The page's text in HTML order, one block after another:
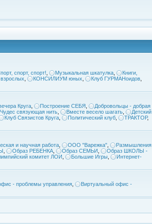
спорт, спорт! Музыкальная шкатулка
Книги,
КОНСИЛИУМ юных Клуб ГУРМАНоидов
Круга Построение СЕБЯ
Добровольцы - добрая
Чудес связующая нить Вместе весело шагать
Детский
Клуб Связистов Круга Политический клуб ТРАКТОР,
и научная работа ООО "Варежка"
Размышления
Образ РЕБЕНКА Образ СЕМЬИ
Образ ШКОЛЫ -
комитет ЛОИ Большие Игры
Интернет-
- проблемы управления
Виртуальный офис -